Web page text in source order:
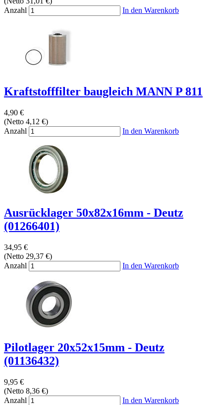
Anzahl
In den Warenkorb
Kraftstofffilter baugleich MANN P 811
4,90 €
(Netto 4,12 €)
Anzahl
In den Warenkorb
Ausrücklager 50x82x16mm - Deutz
(01266401)
34,95 €
(Netto 29,37 €)
Anzahl
In den Warenkorb
Pilotlager 20x52x15mm - Deutz
(01136432)
9,95 €
(Netto 8,36 €)
Anzahl
In den Warenkorb